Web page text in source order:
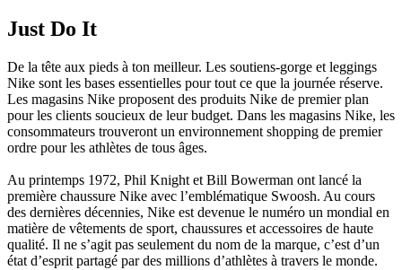
Just Do It
De la tête aux pieds à ton meilleur. Les soutiens-gorge et leggings
Nike sont les bases essentielles pour tout ce que la journée réserve.
Les magasins Nike proposent des produits Nike de premier plan
pour les clients soucieux de leur budget. Dans les magasins Nike, les
consommateurs trouveront un environnement shopping de premier
ordre pour les athlètes de tous âges.
Au printemps 1972, Phil Knight et Bill Bowerman ont lancé la
première chaussure Nike avec l’emblématique Swoosh. Au cours
des dernières décennies, Nike est devenue le numéro un mondial en
matière de vêtements de sport, chaussures et accessoires de haute
qualité. Il ne s’agit pas seulement du nom de la marque, c’est d’un
état d’esprit partagé par des millions d’athlètes à travers le monde.